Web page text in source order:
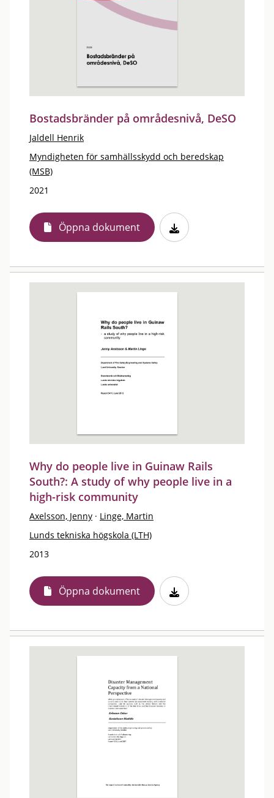
Bostadsbränder på områdesnivå, DeSO
Jaldell Henrik
Myndigheten för samhällsskydd och beredskap
(MSB)
2021
Öppna dokument
Why do people live in Guinaw Rails
South?: A study of why people live in a
high-risk community
Axelsson, Jenny · Linge, Martin
Lunds tekniska högskola (LTH)
2013
Öppna dokument